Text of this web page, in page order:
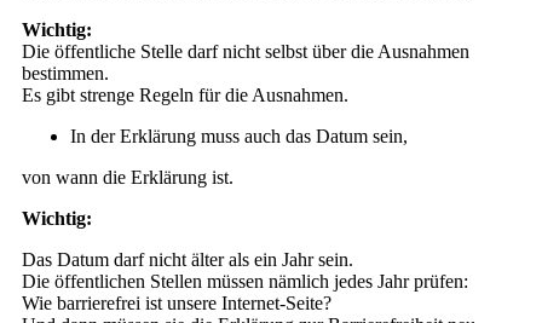
Wichtig:
Die öffentliche Stelle darf nicht selbst über die Ausnahmen
bestimmen.
Es gibt strenge Regeln für die Ausnahmen.
In der Erklärung muss auch das Datum sein,
von wann die Erklärung ist.
Wichtig:
Das Datum darf nicht älter als ein Jahr sein.
Die öffentlichen Stellen müssen nämlich jedes Jahr prüfen:
Wie barrierefrei ist unsere Internet-Seite?